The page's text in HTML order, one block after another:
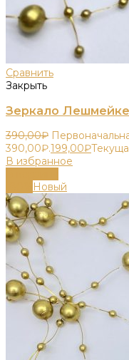
Сравнить
Закрыть
Зеркало
390,00₽
390,00₽.199,00₽
В избранное
Новый